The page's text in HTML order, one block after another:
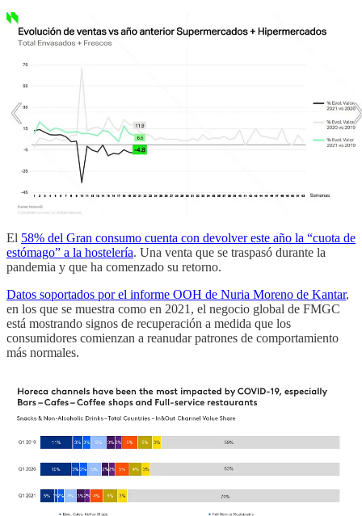
El 58% del Gran consumo cuenta con devolver este año la “cuota de
estómago” a la hostelería. Una venta que se traspasó durante la
pandemia y que ha comenzado su retorno.
Datos soportados por el informe OOH de Nuria Moreno de Kantar,
en los que se muestra como en 2021, el negocio global de FMGC
está mostrando signos de recuperación a medida que los
consumidores comienzan a reanudar patrones de comportamiento
más normales.